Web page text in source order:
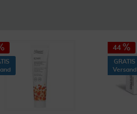
44
GRATIS
Versand